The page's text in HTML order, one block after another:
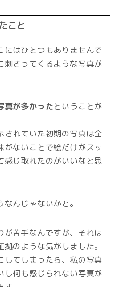
こと
にはひとつもありませんで
刺さってくるような写真が
真が多かったということが
されていた初期の写真は全
がないことで絵だけがスッ
感じ取れたのがいいなと思
んじゃないかと。
が苦手なんですが、それは
のような気がしました。
してしまったら、私の写真
し何も感じられない写真が